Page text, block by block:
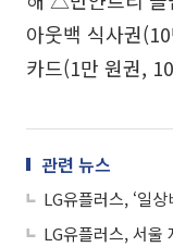
아웃백 식사권
카드(1만 원권,
관련 뉴스